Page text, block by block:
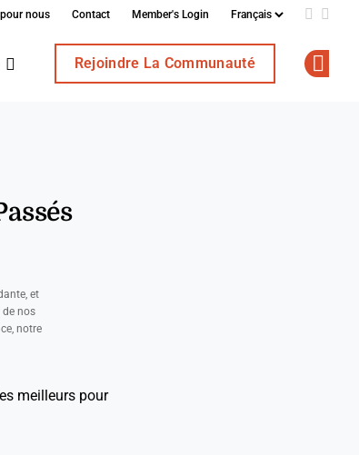
nous Contact Member's Login Add us
Rejoindre La Communauté
et
nos
notre
meilleurs pour